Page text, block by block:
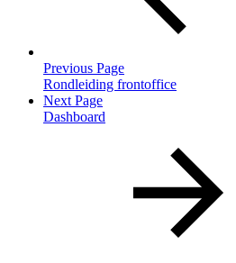
Previous Page
Rondleiding frontoffice
Next Page
Dashboard